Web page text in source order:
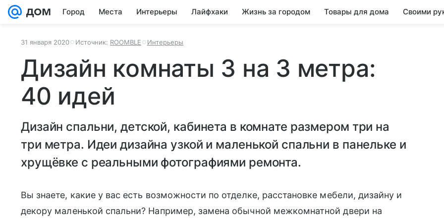
Город Места Интерьеры Лайфхаки Жизнь за городом Товары для дома Своими
31 января 2020 Источник: ROOMBLE Интерьеры
Дизайн комнаты 3 на 3 метра:
40 идей
Дизайн спальни, детской, кабинета в комнате размером три на
три метра. Идеи дизайна узкой и маленькой спальни в панельке и
хрущёвке с реальными фотографиями ремонта.
Вы знаете, какие у вас есть возможности по отделке, расстановке мебели, дизайну и
декору маленькой спальни? Например, замена обычной межкомнатной двери на